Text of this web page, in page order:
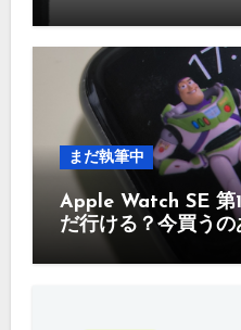
まだ執筆中
Apple Watch SE 第
だ行ける？今買うの